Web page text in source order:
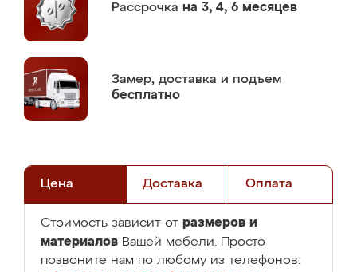
Рассрочка на 3, 4, 6 месяцев
Замер, доставка и подъем
бесплатно
Цена Доставка Оплата
Стоимость зависит от размеров и
материалов Вашей мебели. Просто
позвоните нам по любому из телефонов: